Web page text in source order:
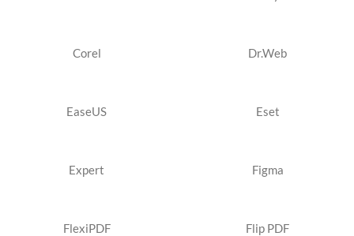
Corel Dr.Web
EaseUS Eset
Expert Figma
FlexiPDF Flip PDF